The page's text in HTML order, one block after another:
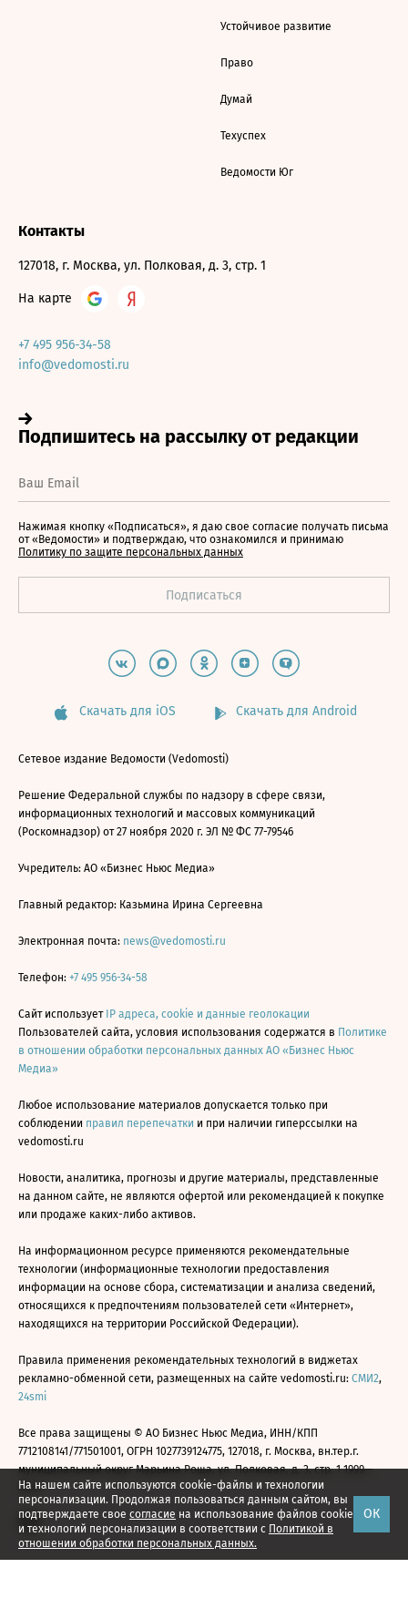
На нашем сайте используются cookie-файлы и технологии
персонализации. Продолжая пользоваться данным сайтом, вы
подтверждаете свое согласие на использование файлов cookie
и технологий персонализации в соответствии с Политикой в
отношении обработки персональных данных.
ОК
Устойчивое развитие
Право
Думай
Техуспех
Ведомости Юг
Контакты
127018, г. Москва, ул. Полковая, д. 3, стр. 1
На карте
+7 495 956-34-58
info@vedomosti.ru
Нажимая кнопку «Подписаться», я даю свое согласие получать письма
от «Ведомости» и подтверждаю, что ознакомился и принимаю
Политику по защите персональных данных
Скачать для iOS Скачать для Android
Сетевое издание Ведомости (Vedomosti)
Решение Федеральной службы по надзору в сфере связи,
информационных технологий и массовых коммуникаций
(Роскомнадзор) от 27 ноября 2020 г. ЭЛ № ФС 77-79546
Учредитель: АО «Бизнес Ньюс Медиа»
Главный редактор: Казьмина Ирина Сергеевна
Электронная почта: news@vedomosti.ru
Телефон: +7 495 956-34-58
Сайт использует IP адреса, cookie и данные геолокации
Пользователей сайта, условия использования содержатся в Политике
в отношении обработки персональных данных АО «Бизнес Ньюс
Медиа»
Любое использование материалов допускается только при
соблюдении правил перепечатки и при наличии гиперссылки на
vedomosti.ru
Новости, аналитика, прогнозы и другие материалы, представленные
на данном сайте, не являются офертой или рекомендацией к покупке
или продаже каких-либо активов.
На информационном ресурсе применяются рекомендательные
технологии (информационные технологии предоставления
информации на основе сбора, систематизации и анализа сведений,
относящихся к предпочтениям пользователей сети «Интернет»,
находящихся на территории Российской Федерации).
Правила применения рекомендательных технологий в виджетах
рекламно-обменной сети, размещенных на сайте vedomosti.ru: СМИ2,
24smi
Все права защищены © АО Бизнес Ньюс Медиа, ИНН/КПП
7712108141/771501001, ОГРН 1027739124775, 127018, г. Москва, вн.тер.г.
муниципальный округ Марьина Роща, ул. Полковая, д. 3, стр. 1 1999—
2026